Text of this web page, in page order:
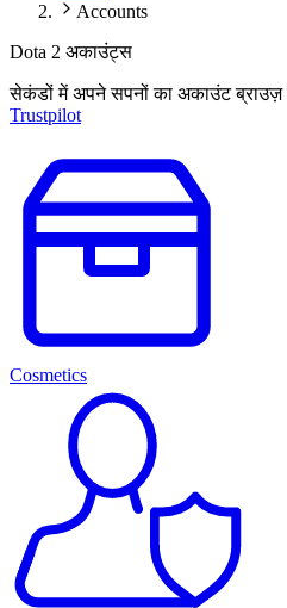
Accounts
Dota 2 अकाउंट्स
सेकंडों में अपने सपनों का अकाउंट
Trustpilot
Cosmetics